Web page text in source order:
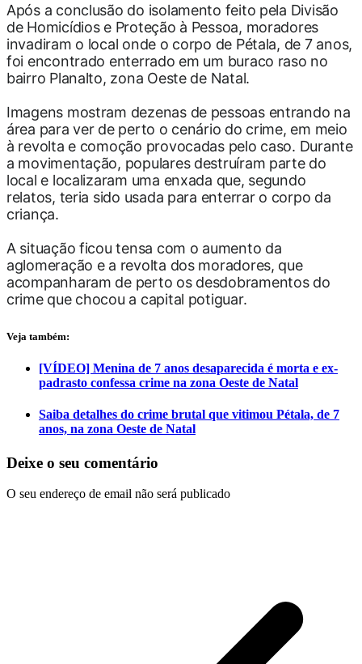
Após a conclusão do isolamento feito pela Divisão
de Homicídios e Proteção à Pessoa, moradores
invadiram o local onde o corpo de Pétala, de 7 anos,
foi encontrado enterrado em um buraco raso no
bairro Planalto, zona Oeste de Natal.
Imagens mostram dezenas de pessoas entrando na
área para ver de perto o cenário do crime, em meio
à revolta e comoção provocadas pelo caso. Durante
a movimentação, populares destruíram parte do
local e localizaram uma enxada que, segundo
relatos, teria sido usada para enterrar o corpo da
criança.
A situação ficou tensa com o aumento da
aglomeração e a revolta dos moradores, que
acompanharam de perto os desdobramentos do
crime que chocou a capital potiguar.
Veja também:
[VÍDEO] Menina de 7 anos desaparecida é morta e ex-
padrasto confessa crime na zona Oeste de Natal
Saiba detalhes do crime brutal que vitimou Pétala, de 7
anos, na zona Oeste de Natal
Deixe o seu comentário
O seu endereço de email não será publicado